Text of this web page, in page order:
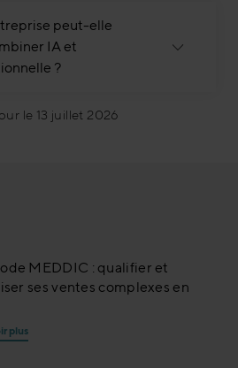
peut-elle
IA et
?
le 13 juillet 2026
MEDDIC : qualifier et
ses ventes complexes en
plus